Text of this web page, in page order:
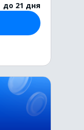
до 21 дня